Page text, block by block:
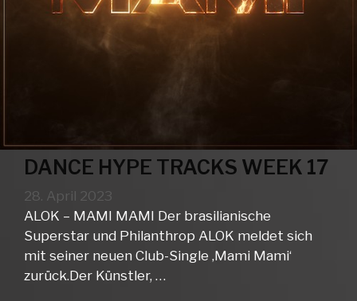
DANCE HYPE TRACKS WEEK 17
28. April 2023
ALOK – MAMI MAMI Der brasilianische
Superstar und Philanthrop ALOK meldet sich
mit seiner neuen Club-Single ‚Mami Mami‘
zurück.Der Künstler, …